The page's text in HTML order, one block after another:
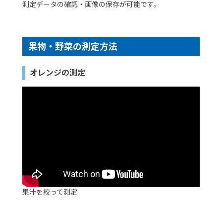
測定データの確認・画像の保存が可能です。
果物・野菜の測定方法
オレンジの測定
果汁を絞って測定